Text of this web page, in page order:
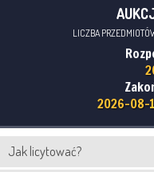
LICZBA
2026-08-
Jak licytować?